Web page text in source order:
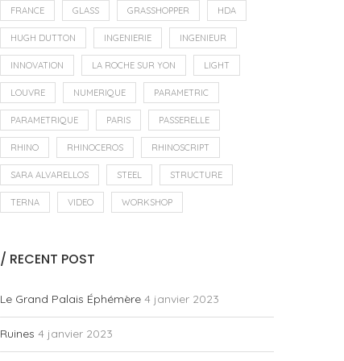
FRANCE GLASS GRASSHOPPER HDA
HUGH DUTTON INGENIERIE INGENIEUR
INNOVATION LA ROCHE SUR YON LIGHT
LOUVRE NUMERIQUE PARAMETRIC
PARAMETRIQUE PARIS PASSERELLE
RHINO RHINOCEROS RHINOSCRIPT
SARA ALVARELLOS STEEL STRUCTURE
TERNA VIDEO WORKSHOP
/ RECENT POST
Le Grand Palais Éphémère 4 janvier 2023
Ruines 4 janvier 2023